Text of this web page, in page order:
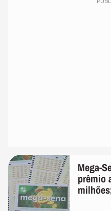
Mega-
prêmio